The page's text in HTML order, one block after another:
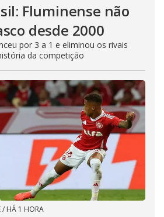
Fluminense não
desde 2000
por 3 a 1 e eliminou os rivais
da competição
/ HÁ 1 HORA